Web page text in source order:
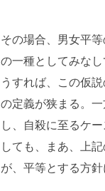
その場合、男女平
の一種としてみな
うすれば、この仮
の定義が狭まる。
し、自殺に至るケ
しても、まあ、上
が、平等とする方針